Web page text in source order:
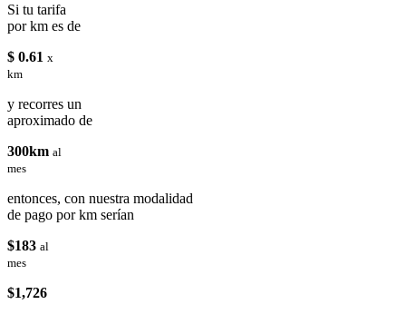
Si tu tarifa
por km es de
$ 0.61 x
km
y recorres un
aproximado de
300km al
mes
entonces, con nuestra modalidad
de pago por km serían
$183 al
mes
$1,726